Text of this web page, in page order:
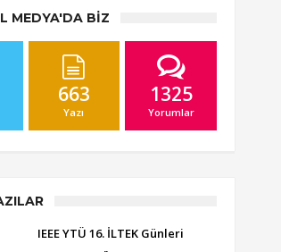
MEDYA'DA BIZ
663
Yazı
1325
Yorumlar
IEEE YTÜ 16. İLTEK Günleri